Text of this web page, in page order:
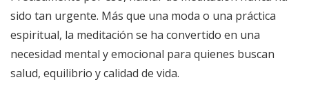
sido tan urgente. Más que una moda o una práctica
espiritual, la meditación se ha convertido en una
necesidad mental y emocional para quienes buscan
salud, equilibrio y calidad de vida.